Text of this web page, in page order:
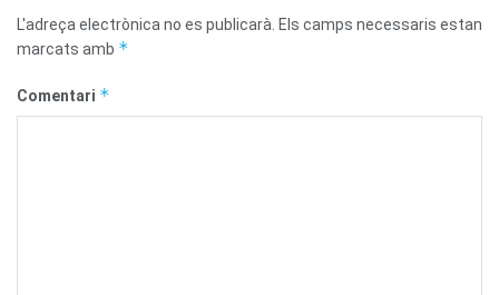
L'adreça electrònica no es publicarà. Els camps necessaris estan
marcats amb *
Comentari *